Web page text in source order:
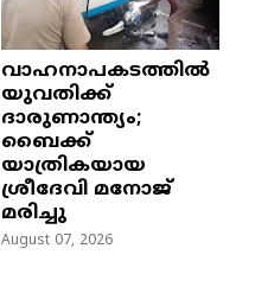
വാഹനാപകടത്തിൽ
യുവതിക്ക്
ദാരുണാന്ത്യം;
ബൈക്ക്
യാത്രികയായ
ശ്രീദേവി മനോജ്
മരിച്ചു
August 07, 2026